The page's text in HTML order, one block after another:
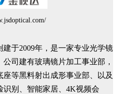
于2009年，是一家专业光学镜
司建有玻璃镜片加工事业部，
等黑料射出成形事业部、以及
别、智能家居、4K视频会